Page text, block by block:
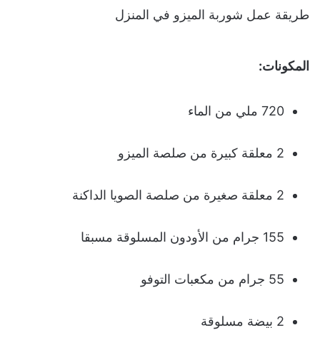
طريقة عمل شوربة الميزو في المنزل
المكونات:
720 ملي من الماء
2 معلقة كبيرة من صلصة الميزو
2 معلقة صغيرة من صلصة الصويا الداكنة
155 جرام من الأودون المسلوقة مسبقا
55 جرام من مكعبات التوفو
2 بيضة مسلوقة